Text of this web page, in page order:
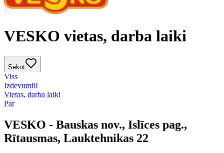
VESKO vietas, darba laiki
Sekot
Viss
Izdevumi0
Vietas, darba laiki
Par
VESKO - Bauskas nov., Islīces pag.,
Rītausmas, Lauktehnikas 22